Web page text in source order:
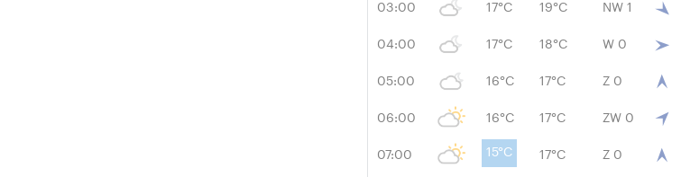
03:00 17°C 19°C NW 1
04:00 17°C 18°C W 0
05:00 16°C 17°C Z 0
06:00 16°C 17°C ZW 0
07:00 15°C 17°C Z 0